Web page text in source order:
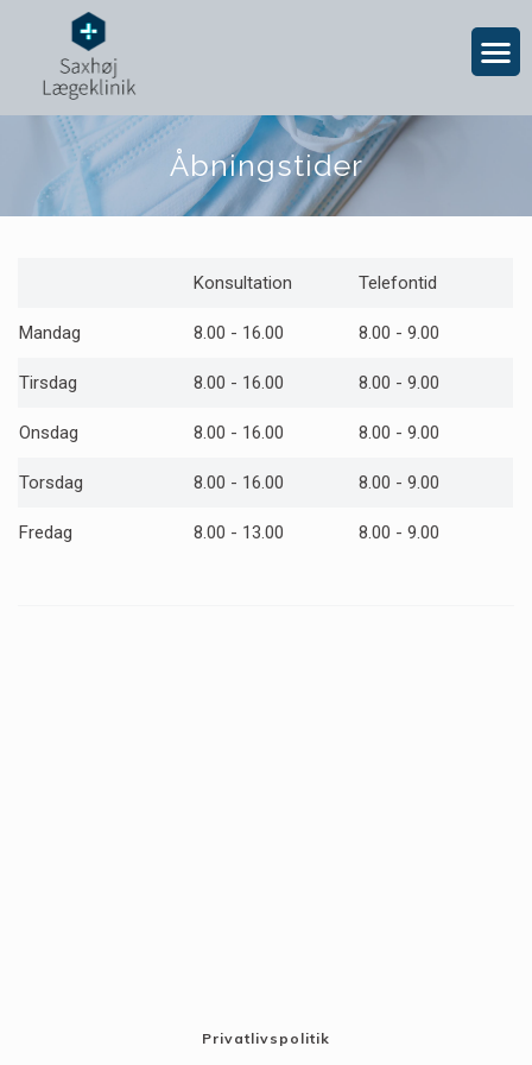
Åbningstider
Konsultation Telefontid
Mandag 8.00 - 16.00 8.00 - 9.00
Tirsdag 8.00 - 16.00 8.00 - 9.00
Onsdag 8.00 - 16.00 8.00 - 9.00
Torsdag 8.00 - 16.00 8.00 - 9.00
Fredag 8.00 - 13.00 8.00 - 9.00
Privatlivspolitik